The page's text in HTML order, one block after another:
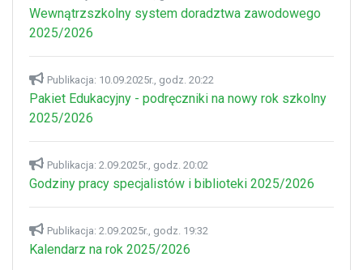
Wewnątrzszkolny system doradztwa zawodowego
2025/2026
Publikacja: 10.09.2025r., godz. 20:22
Pakiet Edukacyjny - podręczniki na nowy rok szkolny
2025/2026
Publikacja: 2.09.2025r., godz. 20:02
Godziny pracy specjalistów i biblioteki 2025/2026
Publikacja: 2.09.2025r., godz. 19:32
Kalendarz na rok 2025/2026